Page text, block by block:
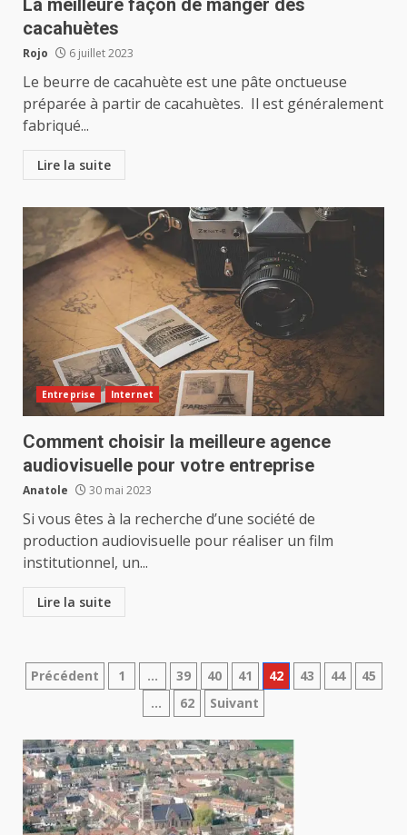
La meilleure façon de manger des
cacahuètes
Rojo 6 juillet 2023
Le beurre de cacahuète est une pâte onctueuse
préparée à partir de cacahuètes. Il est généralement
fabriqué...
Lire la suite
Entreprise Internet
Comment choisir la meilleure agence
audiovisuelle pour votre entreprise
Anatole 30 mai 2023
Si vous êtes à la recherche d’une société de
production audiovisuelle pour réaliser un film
institutionnel, un...
Lire la suite
Pagination
publications
Précédent 1 … 39 40 41 42 43 44
45
…
62 Suivant